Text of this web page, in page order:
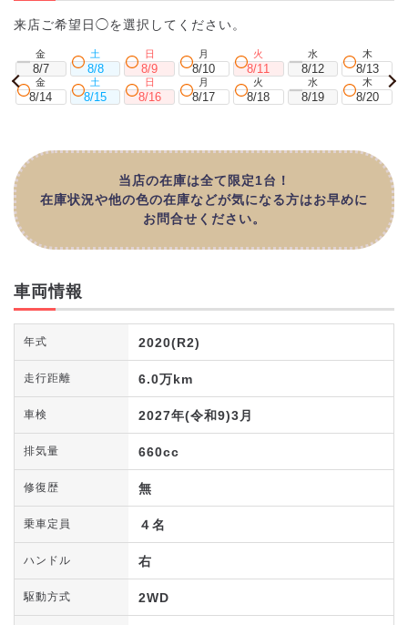
来店ご希望日◯を選択してください。
金
8/7
土
8/8
日
8/9
月
8/10
火
8/11
水
8/12
木
8/13
金
8/14
土
8/15
日
8/16
月
8/17
火
8/18
水
8/19
木
8/20
当店の在庫は全て限定1台！
在庫状況や他の色の在庫などが気になる方はお早めに
お問合せください。
車両情報
年式 2020(R2)
走行距離 6.0万km
車検 2027年(令和9)3月
排気量 660cc
修復歴 無
乗車定員 ４名
ハンドル 右
駆動方式 2WD